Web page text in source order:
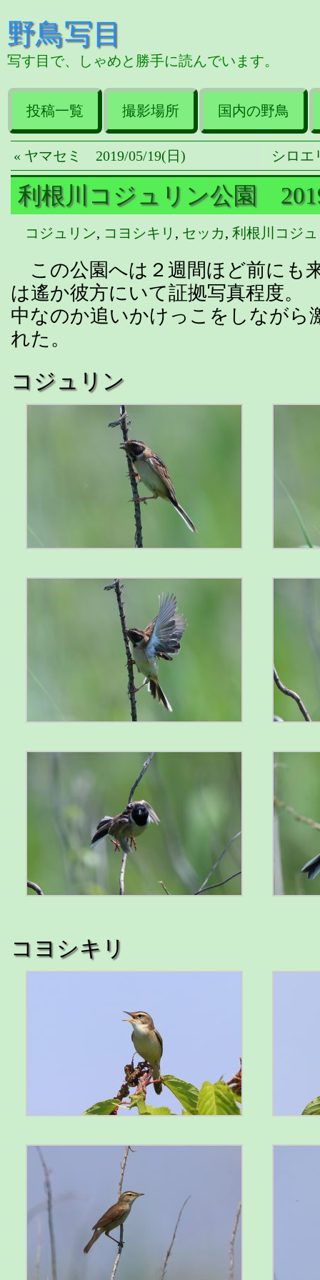
野鳥写目
写す目で、しゃめと勝手に読んでいます。
投稿一覧 撮影場所 国内の野鳥
« ヤマセミ 2019/05/19(日) シロエ
利根川コジュリン公園
コジュリン, コヨシキリ , セッカ, 利根川コジ
この公園へは２週間ほど前にも
は遙か彼方にいて証拠写真程度
中なのか追いかけっこをしながら
れた。
コジュリン
コヨシキリ